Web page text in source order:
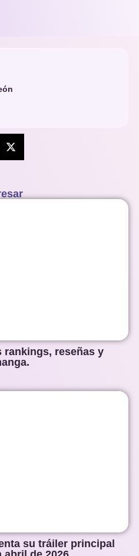
rankings, reseñas y
su tráiler principal